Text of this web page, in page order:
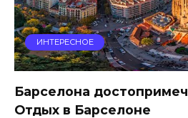
ИНТЕРЕСНОЕ
Барселона
Отдых в Барселоне